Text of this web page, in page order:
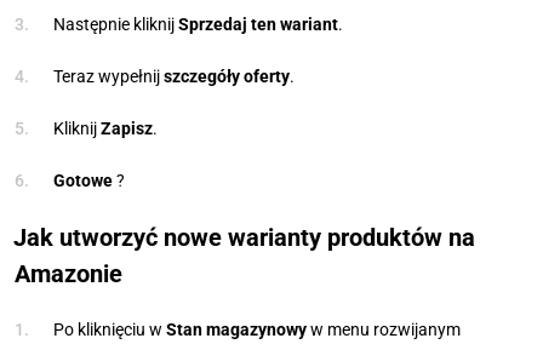
Następnie kliknijSprzedaj ten wariant.
Teraz wypełnijszczegóły oferty.
KliknijZapisz.
Gotowe?
Jak utworzyć nowe warianty produktów na
Amazonie
Po kliknięciu w Stan magazynowyw menu rozwijanym